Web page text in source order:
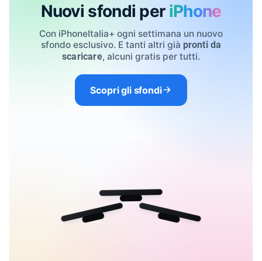
Nuovi sfondi per iPhone
Con iPhoneItalia+ ogni settimana un nuovo
sfondo esclusivo. E tanti altri già pronti da
scaricare, alcuni gratis per tutti.
Scopri gli sfondi